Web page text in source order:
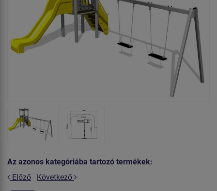
Az azonos kategóriába tartozó termékek:
Előző
Következő